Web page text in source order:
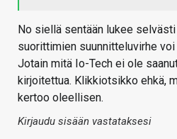
No siellä sentään lukee
suorittimien suunnitteluvirhe
Jotain mitä Io-Tech ei ole
kirjoitettua. Klikkiotsikko ehkä,
kertoo oleellisen.
Kirjaudu sisään vastataksesi